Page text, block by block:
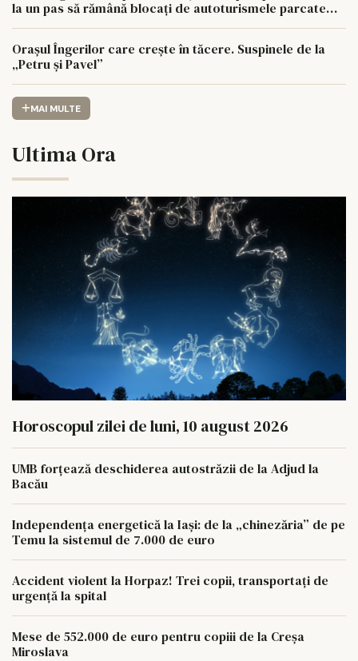
la un pas să rămână blocați de autoturismele parcate
aiurea
Orașul Îngerilor care crește în tăcere. Suspinele de la
„Petru și Pavel”
MAI MULTE
Ultima Ora
Horoscopul zilei de luni, 10 august 2026
UMB forțează deschiderea autostrăzii de la Adjud la
Bacău
Independența energetică la Iași: de la „chinezăria” de pe
Temu la sistemul de 7.000 de euro
Accident violent la Horpaz! Trei copii, transportați de
urgență la spital
Mese de 552.000 de euro pentru copiii de la Creșa
Miroslava